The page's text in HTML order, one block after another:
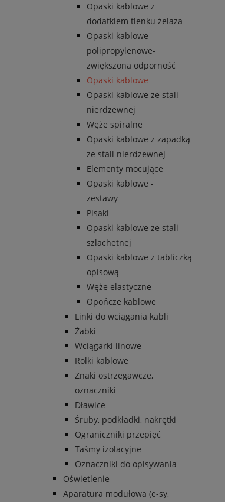
Opaski kablowe z
dodatkiem tlenku żelaza
Opaski kablowe
polipropylenowe-
zwiększona odporność
Opaski kablowe
Opaski kablowe ze stali
nierdzewnej
Węże spiralne
Opaski kablowe z zapadką
ze stali nierdzewnej
Elementy mocujące
Opaski kablowe -
zestawy
Pisaki
Opaski kablowe ze stali
szlachetnej
Opaski kablowe z tabliczką
opisową
Węże elastyczne
Opończe kablowe
Linki do wciągania kabli
Żabki
Wciągarki linowe
Rolki kablowe
Znaki ostrzegawcze,
oznaczniki
Dławice
Śruby, podkładki, nakrętki
Ograniczniki przepięć
Taśmy izolacyjne
Oznaczniki do opisywania
Oświetlenie
Aparatura modułowa (e-sy,